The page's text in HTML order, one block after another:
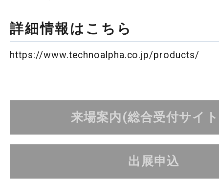
詳細情報はこちら
https://www.technoalpha.co.jp/products/
来場案内(総合受付サイ
出展申込